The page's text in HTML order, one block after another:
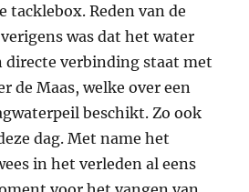
tacklebox. Reden van de
was dat het water
directe verbinding staat met
de Maas, welke over een
beschikt. Zo ook
dag. Met name het
in het verleden al eens